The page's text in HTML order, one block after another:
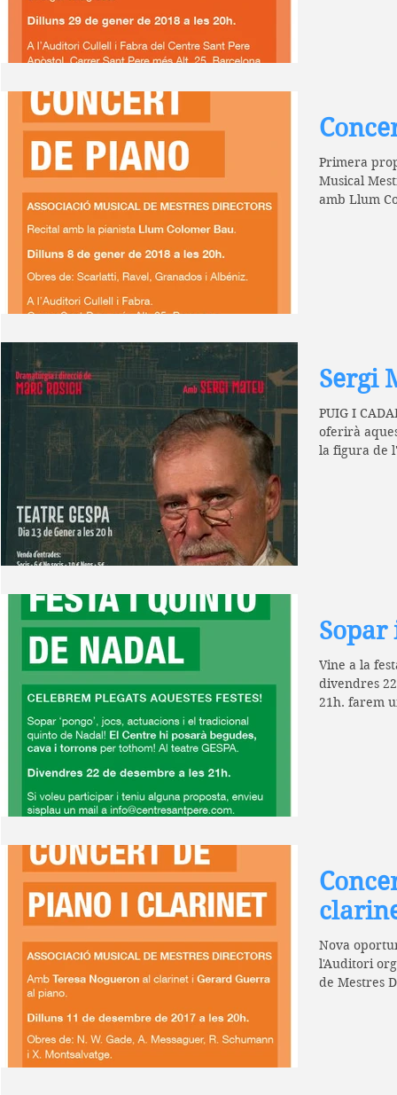
Primera
Musical
amb Llum
Sergi
PUIG I
oferirà
la figura de
Sopar
Vine a la
divendres
21h. farem
Nova
l'Auditori
de Mestres